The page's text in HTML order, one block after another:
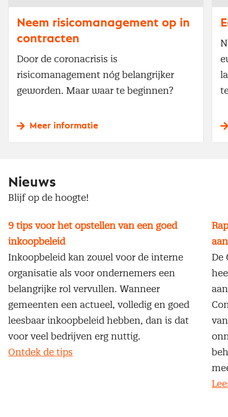
Neem risicomanagement op in
contracten
Door de coronacrisis is
risicomanagement nóg belangrijker
geworden. Maar waar te beginnen?
Meer informatie
Nieuws
Blijf op de hoogte!
9 tips voor het opstellen van een goed
inkoopbeleid
Inkoopbeleid kan zowel voor de interne
organisatie als voor ondernemers een
belangrijke rol vervullen. Wanneer
gemeenten een actueel, volledig en goed
leesbaar inkoopbeleid hebben, dan is dat
voor veel bedrijven erg nuttig.
Ontdek de tips
De